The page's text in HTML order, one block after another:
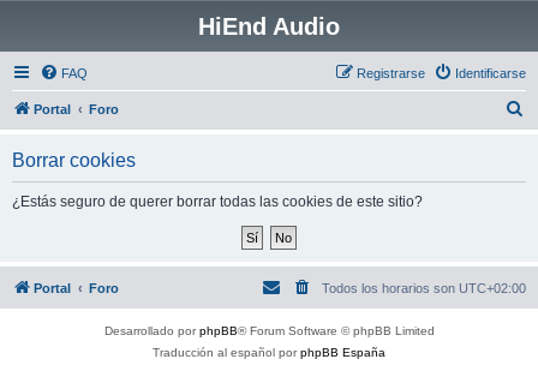
HiEnd Audio
FAQ Identificarse
Registrarse
Portal Foro
Borrar cookies
¿Estás seguro de querer borrar todas las cookies de este sitio?
Portal Foro Todos los horarios son UTC+02:00
Desarrollado porphpBB® Forum Software © phpBB Limited
Traducción al español porphpBB España